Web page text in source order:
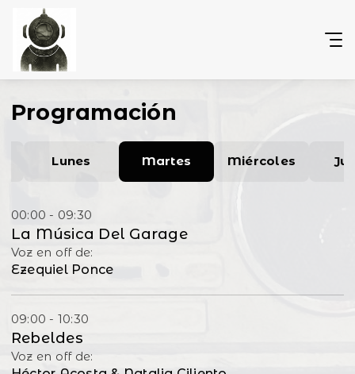
Programación
Lunes Martes Miércoles
00:00 - 09:30
La Música Del Garage
Voz en off de:
Ezequiel Ponce
09:00 - 10:30
Rebeldes
Voz en off de: